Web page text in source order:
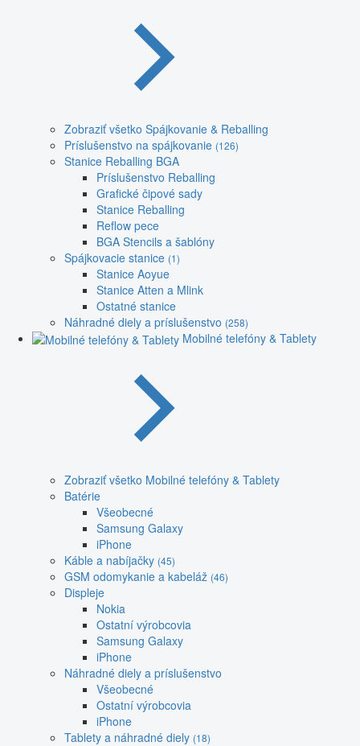
Zobraziť všetko Spájkovanie & Reballing
Príslušenstvo na spájkovanie (126)
Stanice Reballing BGA
Príslušenstvo Reballing
Grafické čipové sady
Stanice Reballing
Reflow pece
BGA Stencils a šablóny
Spájkovacie stanice (1)
Stanice Aoyue
Stanice Atten a Mlink
Ostatné stanice
Náhradné diely a príslušenstvo (258)
Mobilné telefóny & Tablety
Zobraziť všetko Mobilné telefóny & Tablety
Batérie
Všeobecné
Samsung Galaxy
iPhone
Káble a nabíjačky (45)
GSM odomykanie a kabeláž (46)
Displeje
Nokia
Ostatní výrobcovia
Samsung Galaxy
iPhone
Náhradné diely a príslušenstvo
Všeobecné
Ostatní výrobcovia
iPhone
Tablety a náhradné diely (18)